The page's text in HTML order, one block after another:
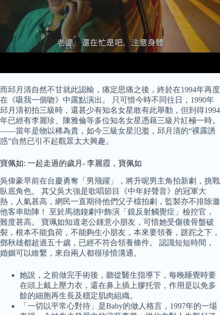
而邱月清自然不甘就此認輸，痛定思痛之後，終於在1994年再度
在《吸我一個吻》中露點演出。 只可惜今時不同往日，1990年
邱月清初拍三級時，還甚少有知名女星敢有此舉動，但到得1994
年已經有李麗珍、陳雅倫等多位知名女星憑藉三級片紅極一時。
——當年是物以稀為貴，如今三級女星氾濫，邱月清的“裸露誘
惑”自然已引不起觀眾太大興趣。
寶佩如: 一起走過的歲月- 李麗霞，寶佩如
吳偉豪早前在台慶勇奪「男飛躍」，將升呢男主角拍新劇，挑戰
臥底角色。 其父吳大強是歌唱節目《中年好聲音》的冠軍大
熱，人氣甚高，網民一直期待他們父子檔拍劇，監製亦不排除邀
他客串助陣！ 至於馬德鐘劇中飾演「鏡反射觸覺症」檢控官，
難度甚高。 寶珮如知道老公鍾意小朋友，可惜她受傷後骨盤破
裂，根本不能負荷，不能夠生小朋友，本來要領養，蹉跎之下，
鄧秋雄都超過五十歲，已經不符合領養條件。 認識短短時間，
婚姻可以維繫，來自兩人都很珍惜溝通。
她說，之前做完手術後，聽從醫生指導下，每晚睡覺時要
在頭上戴上壓力衣，還在鼻上插上膠托管，作用是以免多
餘的細胞再生長及穩定肌肉組織。
「一切以平常心對待」是Baby的做人格言，1997年的一場